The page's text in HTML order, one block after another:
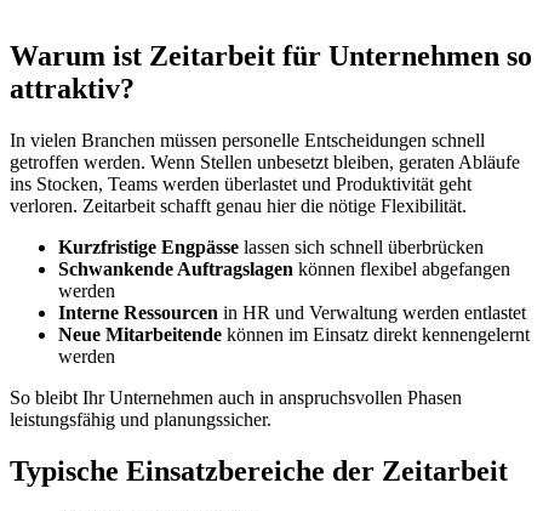
Warum ist Zeitarbeit für Unternehmen so
attraktiv?
In vielen Branchen müssen personelle Entscheidungen schnell
getroffen werden. Wenn Stellen unbesetzt bleiben, geraten Abläufe
ins Stocken, Teams werden überlastet und Produktivität geht
verloren. Zeitarbeit schafft genau hier die nötige Flexibilität.
Kurzfristige Engpässe lassen sich schnell überbrücken
Schwankende Auftragslagen können flexibel abgefangen
werden
Interne Ressourcen in HR und Verwaltung werden entlastet
Neue Mitarbeitende können im Einsatz direkt kennengelernt
werden
So bleibt Ihr Unternehmen auch in anspruchsvollen Phasen
leistungsfähig und planungssicher.
Typische Einsatzbereiche der Zeitarbeit